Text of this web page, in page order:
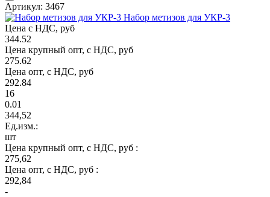
Артикул: 3467
Набор метизов для УКР-3
Цена с НДС, руб
344.52
Цена крупный опт, с НДС, руб
275.62
Цена опт, с НДС, руб
292.84
16
0.01
344,52
Ед.изм.:
шт
Цена крупный опт, с НДС, руб :
275,62
Цена опт, с НДС, руб :
292,84
-